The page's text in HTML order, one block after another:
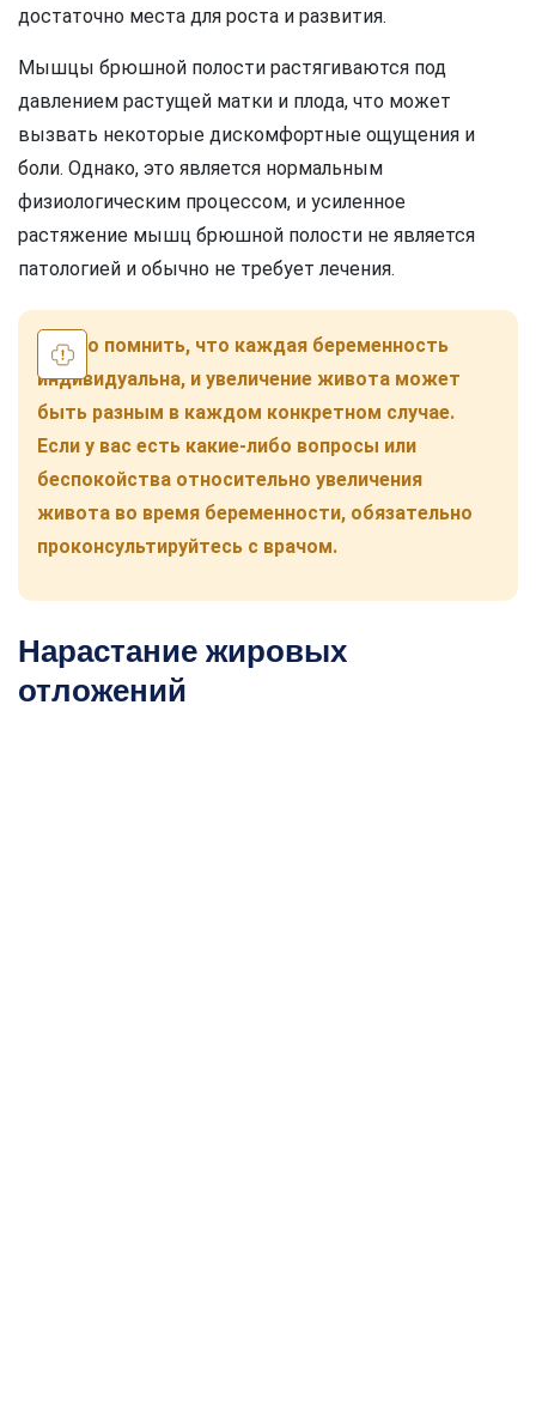
достаточно места для роста и развития.
Мышцы брюшной полости растягиваются под
давлением растущей матки и плода, что может
вызвать некоторые дискомфортные ощущения и
боли. Однако, это является нормальным
физиологическим процессом, и усиленное
растяжение мышц брюшной полости не является
патологией и обычно не требует лечения.
Важно помнить, что каждая беременность
индивидуальна, и увеличение живота может
быть разным в каждом конкретном случае.
Если у вас есть какие-либо вопросы или
беспокойства относительно увеличения
живота во время беременности, обязательно
проконсультируйтесь с врачом.
Нарастание жировых
отложений